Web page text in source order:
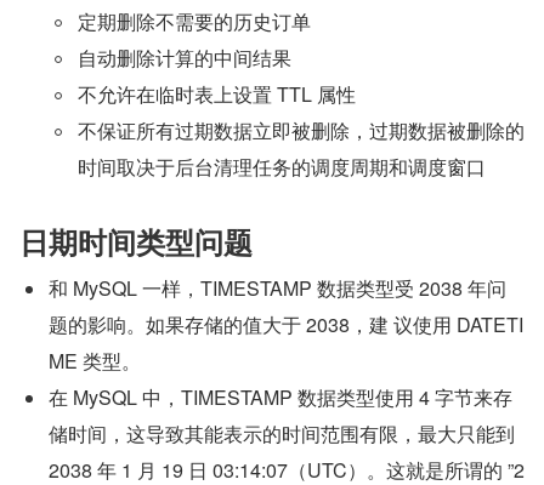
定期删除不需要的历史订单
自动删除计算的中间结果
不允许在临时表上设置 TTL 属性
不保证所有过期数据立即被删除，过期数据被删除的
时间取决于后台清理任务的调度周期和调度窗口
日期时间类型问题
和 MySQL 一样，TIMESTAMP 数据类型受 2038 年问
题的影响。如果存储的值大于 2038，建 议使用 DATETI
ME 类型。
在 MySQL 中，TIMESTAMP 数据类型使用 4 字节来存
储时间，这导致其能表示的时间范围有限，最大只能到
2038 年 1 月 19 日 03:14:07（UTC）。这就是所谓的 ”2